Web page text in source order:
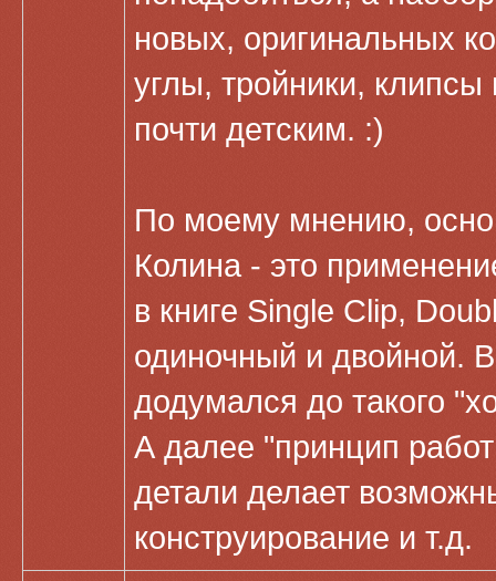
новых, оригинальных
углы, тройники, клипсы
почти детским. :)
По моему мнению,
Колина - это
в книге Single Clip,
одиночный и двойной.
додумался до такого
А далее "принцип
детали делает
конструирование и т.д.